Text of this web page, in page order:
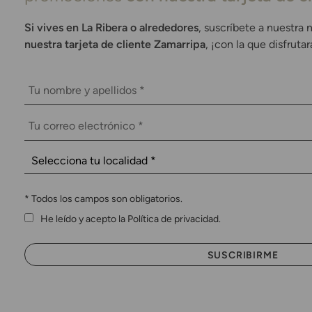
Si vives en La Ribera o alrededores, suscríbete a nuestra
nuestra tarjeta de cliente Zamarripa, ¡con la que
* Todos los campos son obligatorios.
He leído y acepto la Política de privacidad.